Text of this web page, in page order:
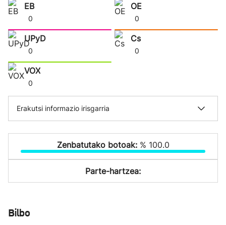
EB
0
OE
0
UPyD
0
Cs
0
VOX
0
Erakutsi informazio irisgarria
Zenbatutako botoak: % 100.0
Parte-hartzea:
Bilbo